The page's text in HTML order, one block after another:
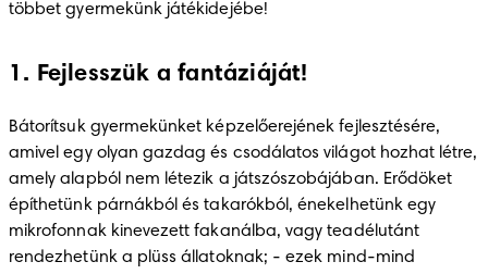
többet gyermekünk játékidejébe!
1. Fejlesszük a fantáziáját!
Bátorítsuk gyermekünket képzelőerejének fejlesztésére,
amivel egy olyan gazdag és csodálatos világot hozhat létre,
amely alapból nem létezik a játszószobájában. Erődöket
építhetünk párnákból és takarókból, énekelhetünk egy
mikrofonnak kinevezett fakanálba, vagy teadélutánt
rendezhetünk a plüss állatoknak; - ezek mind-mind